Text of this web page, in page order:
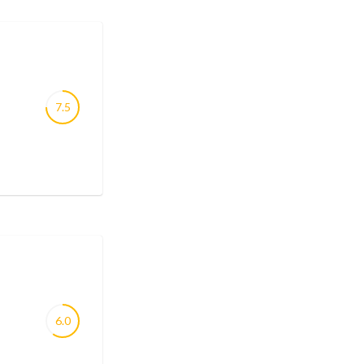
7.5
6.0